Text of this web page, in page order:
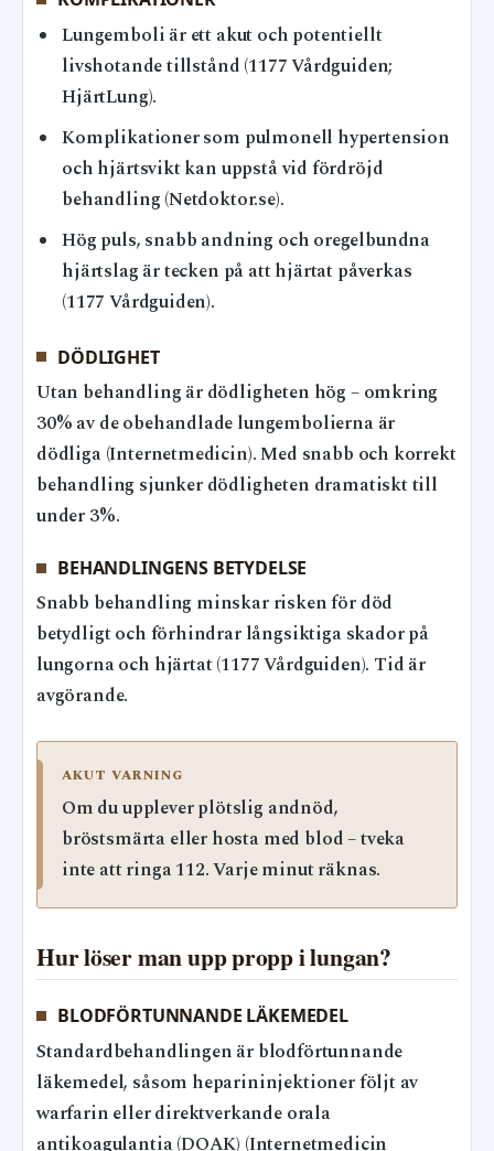
Lungemboli är ett akut och potentiellt
livshotande tillstånd (1177 Vårdguiden;
HjärtLung).
Komplikationer som pulmonell hypertension
och hjärtsvikt kan uppstå vid fördröjd
behandling (Netdoktor.se).
Hög puls, snabb andning och oregelbundna
hjärtslag är tecken på att hjärtat påverkas
(1177 Vårdguiden).
DÖDLIGHET
Utan behandling är dödligheten hög – omkring
30% av de obehandlade lungembolierna är
dödliga (Internetmedicin). Med snabb och korrekt
behandling sjunker dödligheten dramatiskt till
under 3%.
BEHANDLINGENS BETYDELSE
Snabb behandling minskar risken för död
betydligt och förhindrar långsiktiga skador på
lungorna och hjärtat (1177 Vårdguiden). Tid är
avgörande.
AKUT VARNING
Om du upplever plötslig andnöd,
bröstsmärta eller hosta med blod – tveka
inte att ringa 112. Varje minut räknas.
Hur löser man upp propp i lungan?
BLODFÖRTUNNANDE LÄKEMEDEL
Standardbehandlingen är blodförtunnande
läkemedel, såsom heparininjektioner följt av
warfarin eller direktverkande orala
antikoagulantia (DOAK) (Internetmedicin